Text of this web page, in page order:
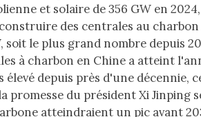
et solaire de 356 GW en
des centrales au charbon
soit le plus grand nombre depuis
à charbon en Chine a atteint
depuis près d'une décennie,
promesse du président Xi Jinping
atteindraient un pic avant